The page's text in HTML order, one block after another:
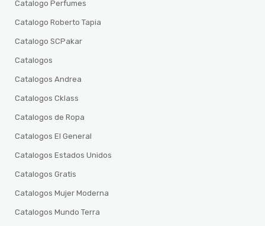
Catalogo Perfumes
Catalogo Roberto Tapia
Catalogo SCPakar
Catalogos
Catalogos Andrea
Catalogos Cklass
Catalogos de Ropa
Catalogos El General
Catalogos Estados Unidos
Catalogos Gratis
Catalogos Mujer Moderna
Catalogos Mundo Terra